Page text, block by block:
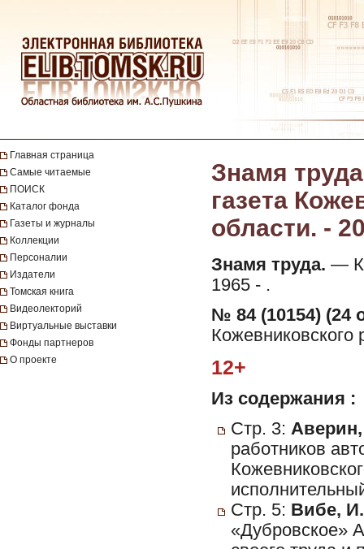
Главная страница
Самые читаемые
ПОИСК
Каталог фонда
Газеты и журналы
Коллекции
Персоналии
Издатели
Томская книга
Видеолекторий
Виртуальные выставки
Фонды партнеров
О проекте
Знамя
газета
области. -
Знамя труда. —
1965 - .
№ 84 (10154) (24
Кожевниковского
12+
Из содержания :
Стр. 3:
работников
Стр. 5: Вибе, И.
«Дубровское»